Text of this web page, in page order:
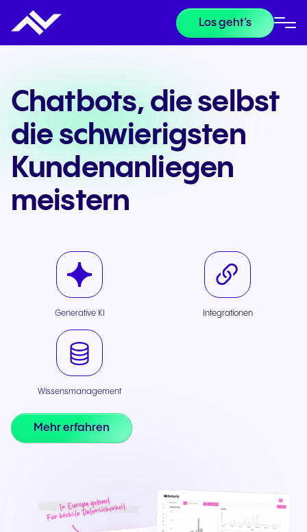
Los geht’s
Chatbots, die selbst
die schwierigsten
Kundenanliegen
meistern
Generative KI Integrationen
Wissensmanagement
Mehr erfahren